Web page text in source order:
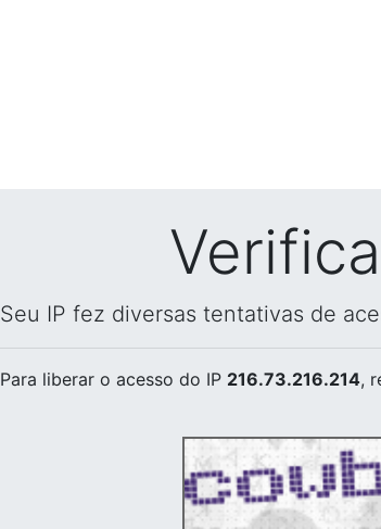
Seu IP fez diversas tentativas de
Para liberar o acesso do IP 216.73.216.214,